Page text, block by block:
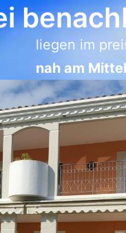
liegen im
nah am